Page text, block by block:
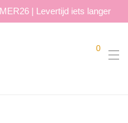
| Levertijd iets langer
0